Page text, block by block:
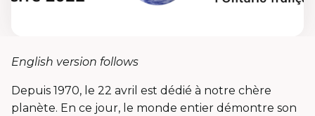
English version follows
Depuis 1970, le 22 avril est dédié à notre chère
planète. En ce jour, le monde entier démontre son